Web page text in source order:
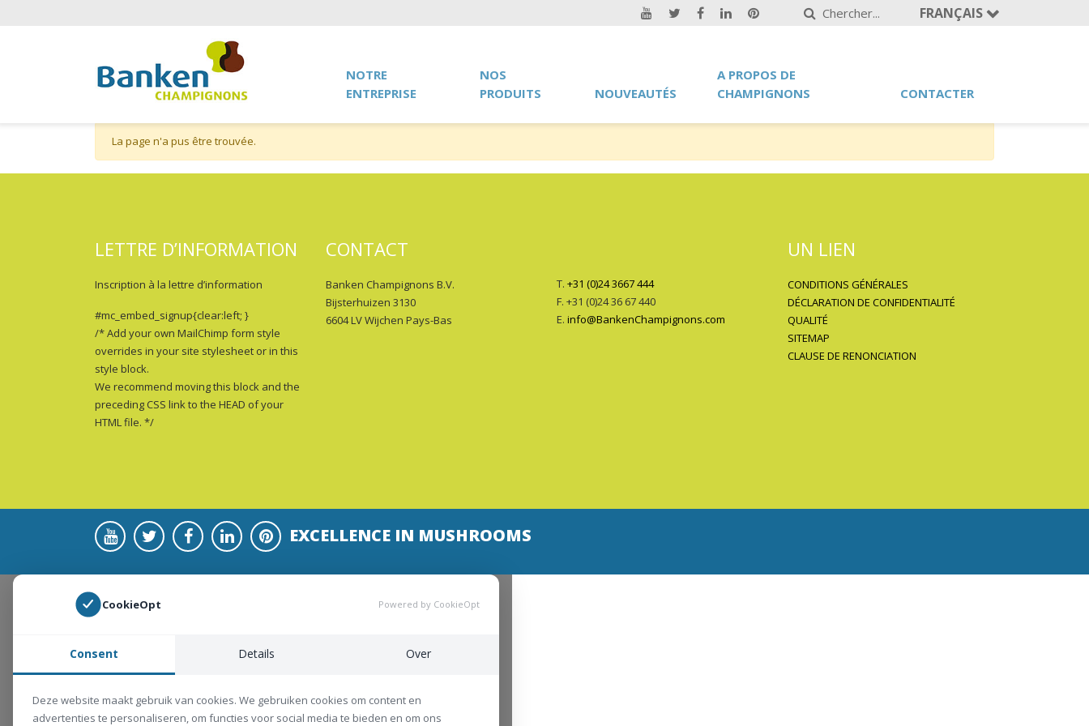
FRANÇAIS
NOTRE
ENTREPRISE
NOS
PRODUITS
NOUVEAUTÉS
A PROPOS DE
CHAMPIGNONS
CONTACTER
La page n'a pus être trouvée.
LETTRE D’INFORMATION
Inscription à la lettre d’information
#mc_embed_signup{clear:left; }
/* Add your own MailChimp form style
overrides in your site stylesheet or in this
style block.
We recommend moving this block and the
preceding CSS link to the HEAD of your
HTML file. */
CONTACT
Banken Champignons B.V.
Bijsterhuizen 3130
6604 LV Wijchen Pays-Bas
T. +31 (0)24 3667 444
F. +31 (0)24 36 67 440
E. info@BankenChampignons.com
UN LIEN
CONDITIONS GÉNÉRALES
DÉCLARATION DE CONFIDENTIALITÉ
QUALITÉ
SITEMAP
CLAUSE DE RENONCIATION
EXCELLENCE IN MUSHROOMS
CookieOpt Powered by CookieOpt
Consent Details Over
Deze website maakt gebruik van cookies. We gebruiken cookies om content en
advertenties te personaliseren, om functies voor social media te bieden en om ons